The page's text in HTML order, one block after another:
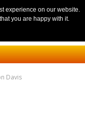
Davis
experience on our website.
you are happy with it.